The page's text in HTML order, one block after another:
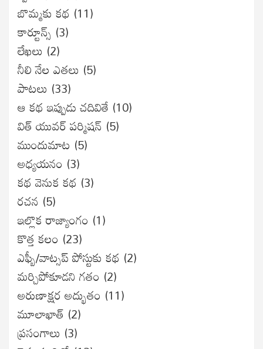
బొమ్మకు కథ (11)
కార్టూన్స్ (3)
లేఖలు (2)
నీలి నేల ఎతలు (5)
పాటలు (33)
ఆ కథ ఇప్పుడు చదివితే (10)
విత్ యువర్ పర్మిషన్ (5)
ముందుమాట (5)
అధ్యయనం (3)
కథ వెనుక కథ (3)
రచన (5)
ఇల్లొక రాజ్యాంగం (1)
కొత్త కలం (23)
ఎఫ్బీ/వాట్సప్ పోస్టుకు కథ (2)
మర్చిపోకూడని గతం (2)
అరుణాక్షర అద్భుతం (11)
మూలాఖాత్ (2)
ప్రసంగాలు (3)